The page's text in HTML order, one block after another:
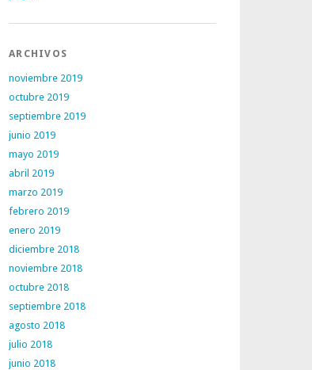
ARCHIVOS
noviembre 2019
octubre 2019
septiembre 2019
junio 2019
mayo 2019
abril 2019
marzo 2019
febrero 2019
enero 2019
diciembre 2018
noviembre 2018
octubre 2018
septiembre 2018
agosto 2018
julio 2018
junio 2018